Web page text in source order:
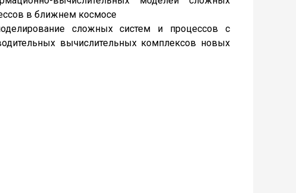
в ближнем космосе
сложных систем и процессов с
вычислительных комплексов новых